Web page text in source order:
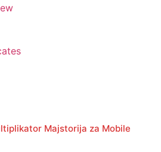
Majstorija za Mobile